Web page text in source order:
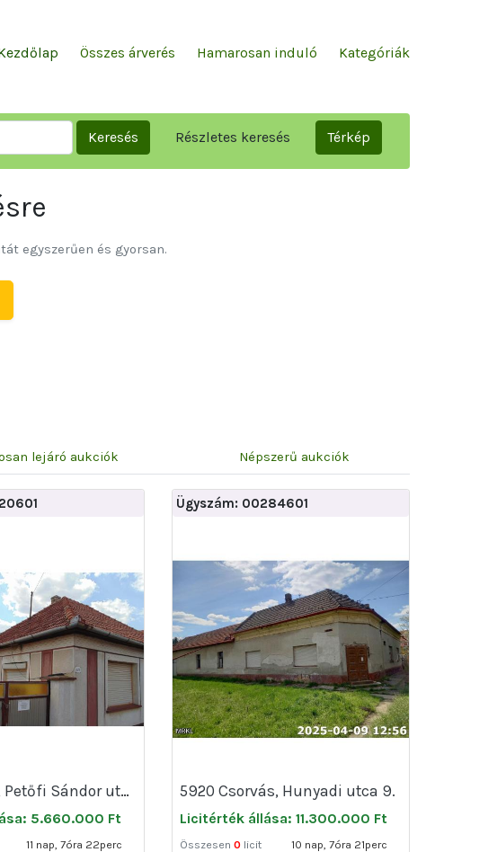
Összes árverés Hamarosan induló Kategóriák
Keresés Részletes keresés Térkép
az alábbi településeken:
Nyírtass, Őrhalom, Pétervására,
lejáró aukciók Népszerű aukciók
6445 Borota, Petőfi Sándor utca 69
5.660.000 Ft
11 nap, 7óra 22perc
Ügyszám: 00284601
5920 Csorvás, Hunyadi utca 9.
Licitérték állása: 11.300.000 Ft
Összesen 0 licit
10 nap, 7óra 21perc